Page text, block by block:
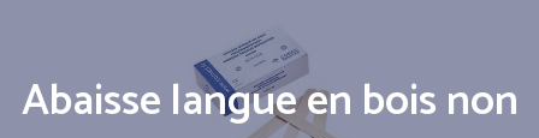
Abaisse langue en bois non